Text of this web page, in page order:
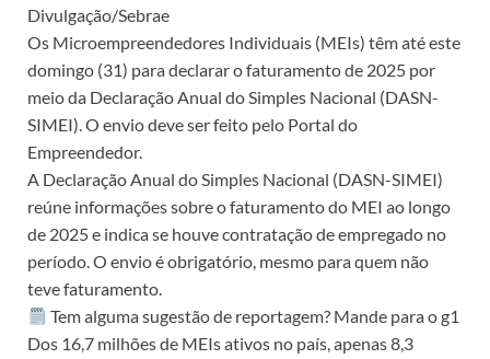
Divulgação/Sebrae
Os Microempreendedores Individuais (MEIs) têm até este
domingo (31) para declarar o faturamento de 2025 por
meio da Declaração Anual do Simples Nacional (DASN-
SIMEI). O envio deve ser feito pelo Portal do
Empreendedor.
A Declaração Anual do Simples Nacional (DASN-SIMEI)
reúne informações sobre o faturamento do MEI ao longo
de 2025 e indica se houve contratação de empregado no
período. O envio é obrigatório, mesmo para quem não
teve faturamento.
Tem alguma sugestão de reportagem? Mande para o g1
Dos 16,7 milhões de MEIs ativos no país, apenas 8,3